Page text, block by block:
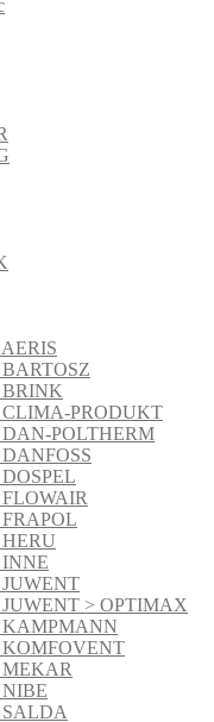
BARTOSZ
BRINK
CLIMA-PRODUKT
DAN-POLTHERM
FRAPOL
HERU
INNE
JUWENT
JUWENT > OPTIMAX
KAMPMANN
KOMFOVENT
MEKAR
NIBE
SALDA